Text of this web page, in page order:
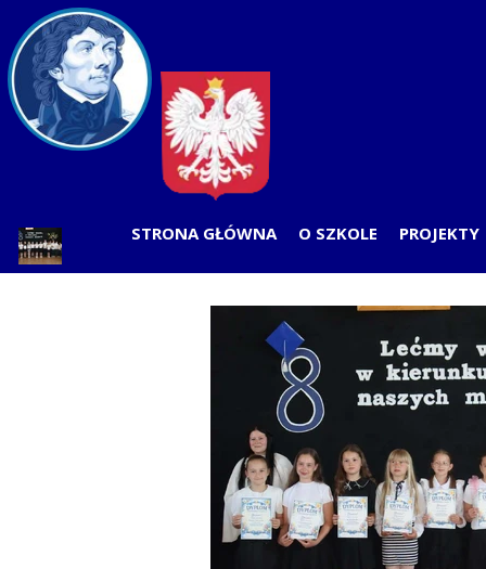
STRONA GŁÓWNA O SZKOLE
PLAN LEKCJI
ODDZIAŁY
RADA RODZICÓW
SAMORZĄD UCZNIOWSKI
WOLONTARIAT
PRACOWNICY
HISTORIA
PROJEKTY